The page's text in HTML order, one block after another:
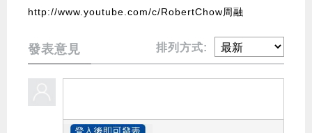
http://www.youtube.com/c/RobertChow周融
發表意見 排列方式: